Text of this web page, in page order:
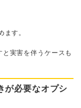
ます。
実害を伴うケースも
が必要なオプシ